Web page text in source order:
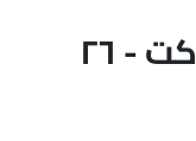
تنزيلات جراند هايبر ماركت - ٢٦